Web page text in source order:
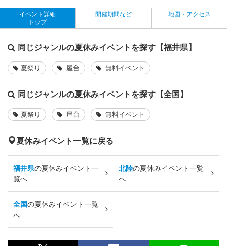
イベント詳細
トップ
開催期間など 地図・アクセス
同じジャンルの夏休みイベントを探す【福井県】
夏祭り 屋台 無料イベント
同じジャンルの夏休みイベントを探す【全国】
夏祭り 屋台 無料イベント
夏休みイベント一覧に戻る
福井県の夏休みイベント一
覧へ
北陸の夏休みイベント一覧
へ
全国の夏休みイベント一覧
へ